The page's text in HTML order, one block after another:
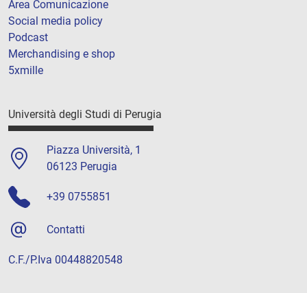
Area Comunicazione
Social media policy
Podcast
Merchandising e shop
5xmille
Università degli Studi di Perugia
Piazza Università, 1
06123 Perugia
+39 0755851
Contatti
C.F./P.Iva 00448820548